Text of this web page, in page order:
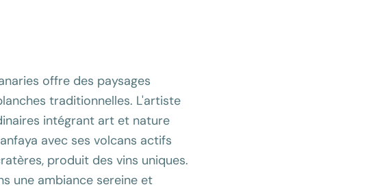
offre des paysages
traditionnelles. L'artiste
intégrant art et nature
avec ses volcans actifs
produit des vins uniques.
une ambiance sereine et